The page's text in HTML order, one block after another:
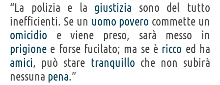
“La polizia e la giustizia sono del tutto
inefficienti. Se un uomo povero commette un
omicidio e viene preso, sarà messo in
prigione e forse fucilato; ma se è ricco ed ha
amici, può stare tranquillo che non subirà
nessuna pena.”